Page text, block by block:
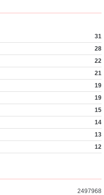
31
28
22
21
19
19
15
14
13
12
2497968